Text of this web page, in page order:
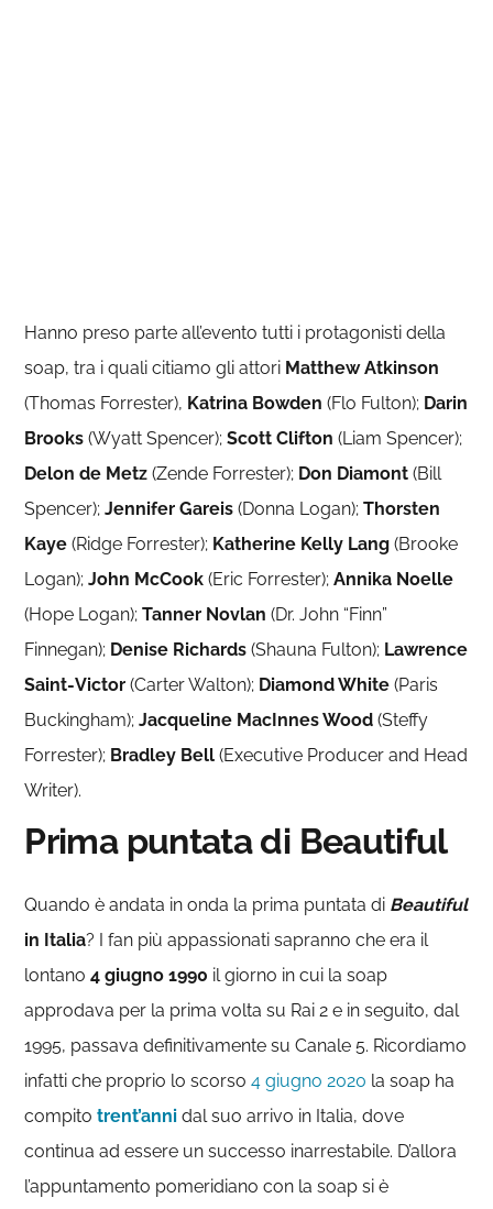
Hanno preso parte all’evento tutti i protagonisti della
soap, tra i quali citiamo gli attori Matthew Atkinson
(Thomas Forrester), Katrina Bowden (Flo Fulton); Darin
Brooks (Wyatt Spencer);Scott Clifton (Liam Spencer);
Delon de Metz (Zende Forrester); Don Diamont (Bill
Spencer);Jennifer Gareis (Donna Logan);Thorsten
Kaye(Ridge Forrester); Katherine Kelly Lang (Brooke
Logan);John McCook (Eric Forrester);Annika Noelle
(Hope Logan);Tanner Novlan (Dr. John “Finn”
Finnegan); Denise Richards (Shauna Fulton); Lawrence
Saint-Victor (Carter Walton); Diamond White (Paris
Buckingham);Jacqueline MacInnes Wood (Steffy
Forrester); Bradley Bell (Executive Producer and Head
Writer).
Prima puntata di Beautiful
Quando è andata in onda la prima puntata di Beautiful
in Italia? I fan più appassionati sapranno che era il
lontano4 giugno 1990 il giorno in cui la soap
approdava per la prima volta su Rai 2 e in seguito, dal
1995, passava definitivamente su Canale 5. Ricordiamo
infatti che proprio lo scorso4 giugno 2020 la soap ha
compitotrent’anni dal suo arrivo in Italia, dove
continua ad essere un successo inarrestabile. D’allora
l’appuntamento pomeridiano con la soap si è